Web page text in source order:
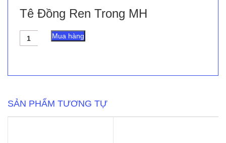
Tê Đồng Ren Trong MH
Tê
Đồng
Mua hàng
SẢN PHẨM TƯƠNG TỰ